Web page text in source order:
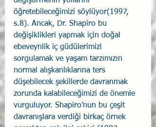
öğretebileceğimizi söylüyor(1997,
s.8). Ancak, Dr. Shapiro bu
değişiklikleri yapmak için doğal
ebeveynlik iç güdülerimizi
sorgulamak ve yaşam tarzımızın
normal alışkanlıklarına ters
düşebilecek şekillerde davranmak
zorunda kalabileceğimizi de önemle
vurguluyor. Shapiro’nun bu çeşit
davranışlara verdiği birkaç örnek